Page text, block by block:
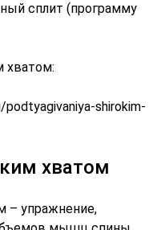
сплит (программу
хватом:
shirokim-
хватом
– упражнение,